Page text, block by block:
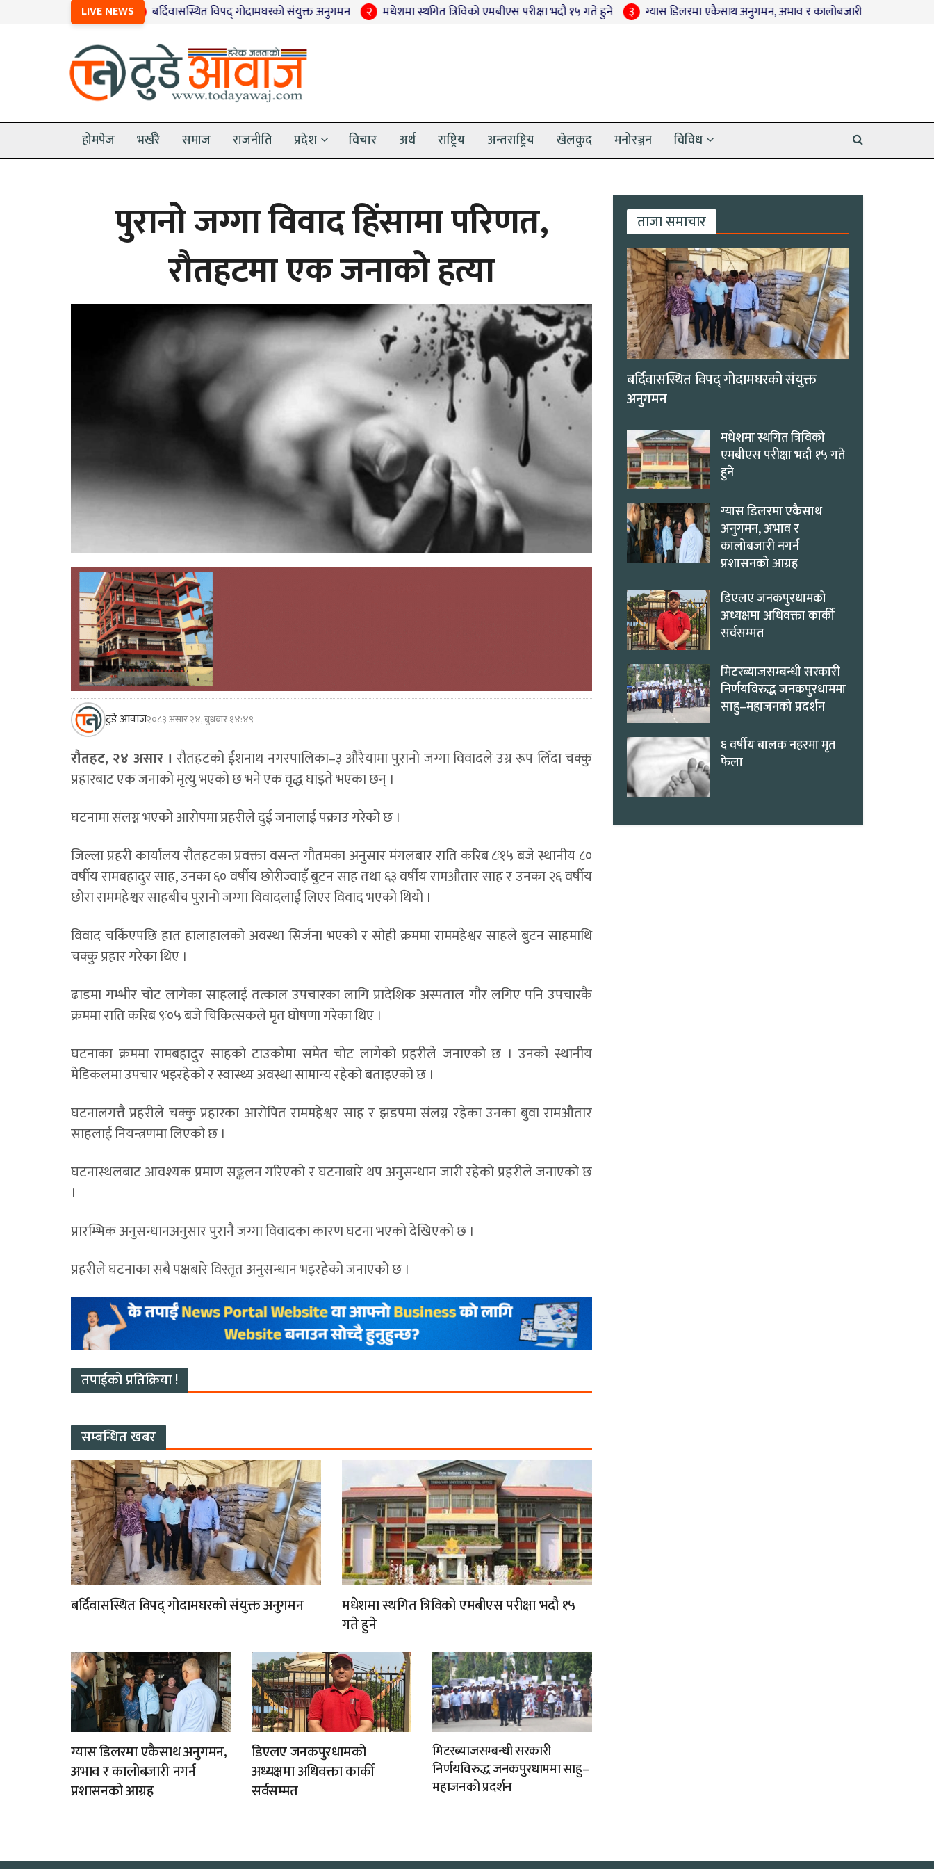
LIVE NEWS
१ बर्दिवासस्थित विपद् गोदामघरको संयुक्त अनुगमन २ मधेशमा स्थगित त्रिविको एमबीएस परीक्षा भदौ १५ गते हुने ३ ग्यास डिलरमा एकैसाथ अनुगमन, अभाव र कालोबजारी नगर्न प्रशासनको आग्रह
होमपेज भर्खरै समाज राजनीति प्रदेश विचार अर्थ राष्ट्रिय अन्तराष्ट्रिय खेलकुद मनोरञ्जन विविध
पुरानो जग्गा विवाद हिंसामा परिणत,
रौतहटमा एक जनाको हत्या
टुडे आवाज२०८३ असार २४, बुधबार १४:४९
रौतहट, २४ असार । रौतहटको ईशनाथ नगरपालिका–३ औरैयामा पुरानो जग्गा विवादले उग्र रूप लिँदा चक्कु
प्रहारबाट एक जनाको मृत्यु भएको छ भने एक वृद्ध घाइते भएका छन् ।
घटनामा संलग्न भएको आरोपमा प्रहरीले दुई जनालाई पक्राउ गरेको छ ।
जिल्ला प्रहरी कार्यालय रौतहटका प्रवक्ता वसन्त गौतमका अनुसार मंगलबार राति करिब ८ः१५ बजे स्थानीय ८०
वर्षीय रामबहादुर साह, उनका ६० वर्षीय छोरीज्वाइँ बुटन साह तथा ६३ वर्षीय रामऔतार साह र उनका २६ वर्षीय
छोरा राममहेश्वर साहबीच पुरानो जग्गा विवादलाई लिएर विवाद भएको थियो ।
विवाद चर्किएपछि हात हालाहालको अवस्था सिर्जना भएको र सोही क्रममा राममहेश्वर साहले बुटन साहमाथि
चक्कु प्रहार गरेका थिए ।
ढाडमा गम्भीर चोट लागेका साहलाई तत्काल उपचारका लागि प्रादेशिक अस्पताल गौर लगिए पनि उपचारकै
क्रममा राति करिब ९ः०५ बजे चिकित्सकले मृत घोषणा गरेका थिए ।
घटनाका क्रममा रामबहादुर साहको टाउकोमा समेत चोट लागेको प्रहरीले जनाएको छ । उनको स्थानीय
मेडिकलमा उपचार भइरहेको र स्वास्थ्य अवस्था सामान्य रहेको बताइएको छ ।
घटनालगत्तै प्रहरीले चक्कु प्रहारका आरोपित राममहेश्वर साह र झडपमा संलग्न रहेका उनका बुवा रामऔतार
साहलाई नियन्त्रणमा लिएको छ ।
घटनास्थलबाट आवश्यक प्रमाण सङ्कलन गरिएको र घटनाबारे थप अनुसन्धान जारी रहेको प्रहरीले जनाएको छ
।
प्रारम्भिक अनुसन्धानअनुसार पुरानै जग्गा विवादका कारण घटना भएको देखिएको छ ।
प्रहरीले घटनाका सबै पक्षबारे विस्तृत अनुसन्धान भइरहेको जनाएको छ ।
तपाईको प्रतिक्रिया !
सम्बन्धित खबर
बर्दिवासस्थित विपद् गोदामघरको संयुक्त अनुगमन
मधेशमा स्थगित त्रिविको एमबीएस परीक्षा भदौ १५
गते हुने
ग्यास डिलरमा एकैसाथ अनुगमन,
अभाव र कालोबजारी नगर्न
प्रशासनको आग्रह
डिएलए जनकपुरधामको
अध्यक्षमा अधिवक्ता कार्की
सर्वसम्मत
मिटरब्याजसम्बन्धी सरकारी
निर्णयविरुद्ध जनकपुरधाममा साहु–
महाजनको प्रदर्शन
ताजा समाचार
बर्दिवासस्थित विपद् गोदामघरको संयुक्त
अनुगमन
मधेशमा स्थगित त्रिविको
एमबीएस परीक्षा भदौ १५ गते
हुने
ग्यास डिलरमा एकैसाथ
अनुगमन, अभाव र
कालोबजारी नगर्न
प्रशासनको आग्रह
डिएलए जनकपुरधामको
अध्यक्षमा अधिवक्ता कार्की
सर्वसम्मत
मिटरब्याजसम्बन्धी सरकारी
निर्णयविरुद्ध जनकपुरधाममा
साहु–महाजनको प्रदर्शन
६ वर्षीय बालक नहरमा मृत
फेला